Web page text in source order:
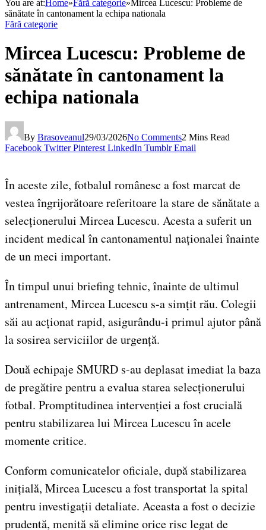
You are at:Home»Fără categorie»Mircea Lucescu: Probleme de
sănătate în cantonament la echipa nationala
Fără categorie
Mircea Lucescu: Probleme de
sănătate în cantonament la
echipa nationala
By Brasoveanul29/03/2026No Comments2 Mins Read
Facebook Twitter Pinterest LinkedIn Tumblr Email
În aceste zile, fotbalul românesc a fost marcat de
vestea îngrijorătoare referitoare la stare de sănătate a
selecționerului Mircea Lucescu. Acesta a suferit un
incident medical în cantonamentul naționalei înainte
de un meci important.
În timpul unui briefing tehnic, înainte de ultimul
antrenament, Mircea Lucescu s-a simțit rău. Colegii
săi au acționat rapid, asigurându-i primul ajutor până
la sosirea serviciilor de urgență.
Două echipaje SMURD s-au deplasat imediat la baza
de pregătire pentru a evalua starea selecționerului
fotbal. Promptitudinea intervenției a fost crucială
pentru stabilizarea lui Mircea Lucescu în acele
momente critice.
Conform comunicatelor oficiale, după stabilizarea
inițială, Mircea Lucescu a fost transportat la spital
pentru investigații detaliate. Aceasta a fost o decizie
prudentă, menită să elimine orice risc legat de